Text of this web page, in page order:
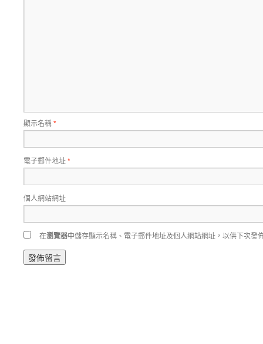
顯示名稱*
電子郵件地址*
個人網站網址
在瀏覽器中儲存顯示名稱、電子郵件地址及個人網站網址，以供下次發